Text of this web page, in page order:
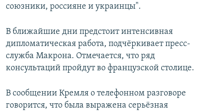
союзники, россияне и украинцы".
В ближайшие дни предстоит интенсивная
дипломатическая работа, подчёркивает пресс-
служба Макрона. Отмечается, что ряд
консультаций пройдут во французской столице.
В сообщении Кремля о телефонном разговоре
говорится, что была выражена серьёзная